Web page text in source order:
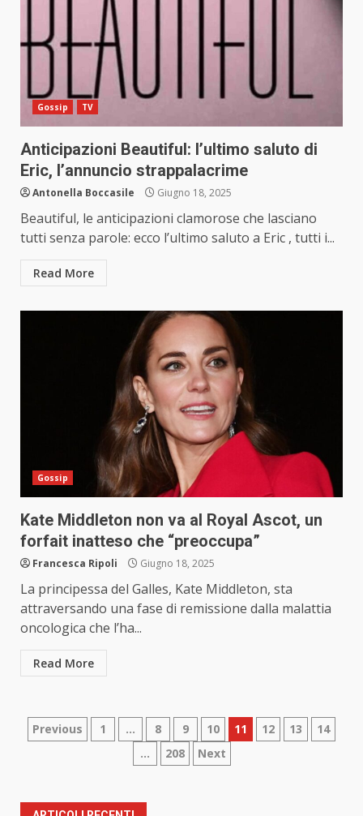
Gossip TV
Anticipazioni Beautiful: l’ultimo saluto di
Eric, l’annuncio strappalacrime
Antonella Boccasile Giugno 18, 2025
Beautiful, le anticipazioni clamorose che lasciano
tutti senza parole: ecco l’ultimo saluto a Eric , tutti i...
Read More
Gossip
Kate Middleton non va al Royal Ascot, un
forfait inatteso che “preoccupa”
Francesca Ripoli Giugno 18, 2025
La principessa del Galles, Kate Middleton, sta
attraversando una fase di remissione dalla malattia
oncologica che l’ha...
Read More
Paginazione
articoli
Previous 1 … 8 9 10 11 12 13
14
…
208 Next